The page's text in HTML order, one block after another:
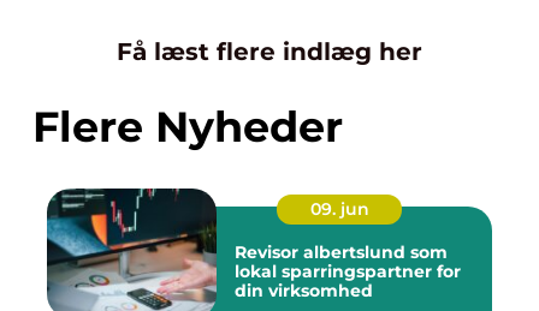
Få læst flere indlæg her
Flere Nyheder
09. jun
Revisor albertslund som
lokal sparringspartner for
din virksomhed